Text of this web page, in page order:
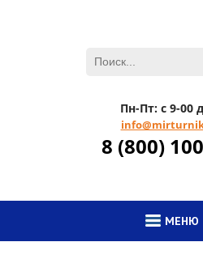
Пн-Пт: с 9-00
8 (800)
МЕНЮ